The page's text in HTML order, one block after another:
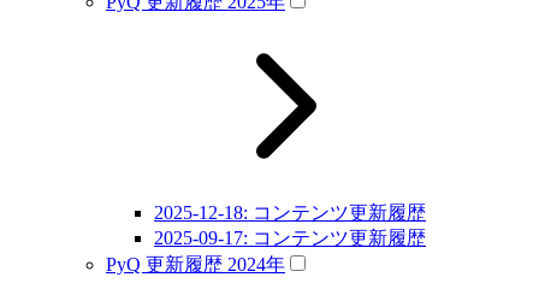
2025-12-18: コンテンツ更新履歴
2025-09-17: コンテンツ更新履歴
PyQ 更新履歴 2024年